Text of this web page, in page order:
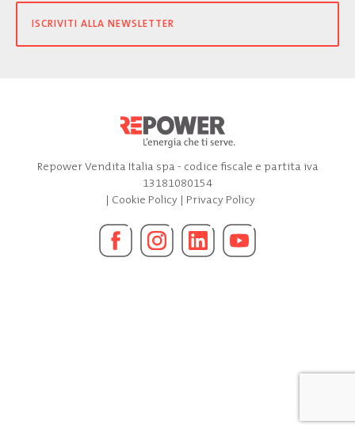
ISCRIVITI ALLA NEWSLETTER
Repower Vendita Italia spa - codice fiscale e partita iva
13181080154
| Cookie Policy| Privacy Policy